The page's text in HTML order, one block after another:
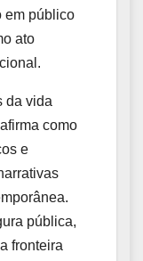
em público
ato
da vida
como
e
pública,
fronteira